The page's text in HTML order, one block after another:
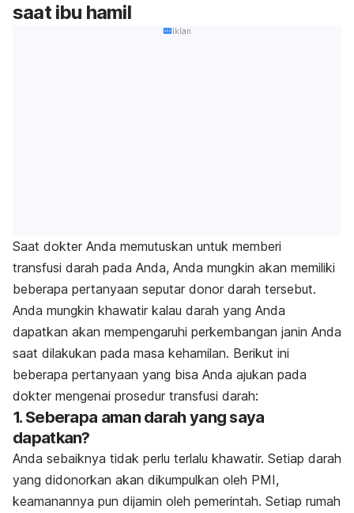
saat ibu hamil
Iklan
Saat dokter Anda memutuskan untuk memberi
transfusi darah pada Anda, Anda mungkin akan memiliki
beberapa pertanyaan seputar donor darah tersebut.
Anda mungkin khawatir kalau darah yang Anda
dapatkan akan mempengaruhi perkembangan janin Anda
saat dilakukan pada masa kehamilan. Berikut ini
beberapa pertanyaan yang bisa Anda ajukan pada
dokter mengenai prosedur transfusi darah:
1. Seberapa aman darah yang saya
dapatkan?
Anda sebaiknya tidak perlu terlalu khawatir. Setiap darah
yang didonorkan akan dikumpulkan oleh PMI,
keamanannya pun dijamin oleh pemerintah. Setiap rumah